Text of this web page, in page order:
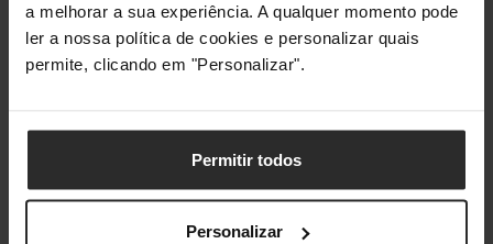
a melhorar a sua experiência. A qualquer momento pode
ler a nossa política de cookies e personalizar quais
permite, clicando em "Personalizar".
Permitir todos
Personalizar